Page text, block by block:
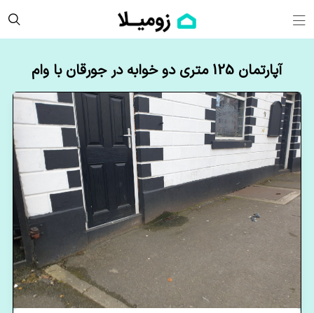
آپارتمان 125 متری دو خوابه در جورقان با وام